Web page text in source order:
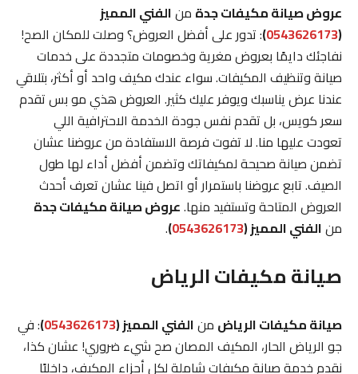
عروض صيانة مكيفات جدةمنالفني المميز
0543626173
): تدور على أفضل العروض؟ وصلت للمكان الصح!
نفاجئك دايمًا بعروض مغرية وخصومات متجددة على خدمات
صيانة وتنظيف المكيفات. سواء عندك مكيف واحد أو أكثر، بتلاقي
عندنا عرض يناسبك ويوفر عليك كثير. العروض هذي مو بس تقدم
سعر كويس، بل تقدم نفس جودة الخدمة الاحترافية اللي
تعودت عليها منا. لا تفوت فرصة الاستفادة من عروضنا عشان
تضمن صيانة صحيحة لمكيفاتك وتضمن أفضل أداء لها طول
الصيف. تابع عروضنا باستمرار أو اتصل فينا عشان تعرف أحدث
العروض المتاحة وتستفيد منها.عروض صيانة مكيفات جدة
منالفني المميز (0543626173
)
.
صيانة مكيفات الرياض
صيانة مكيفات الرياضمنالفني المميز (0543626173
): في
جو الرياض الحار، المكيف المصان صح شيء ضروري! عشان كذا،
نقدم خدمة صيانة مكيفات شاملة لكل أجزاء المكيف، داخليًا